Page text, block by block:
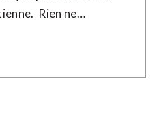
Rien ne…